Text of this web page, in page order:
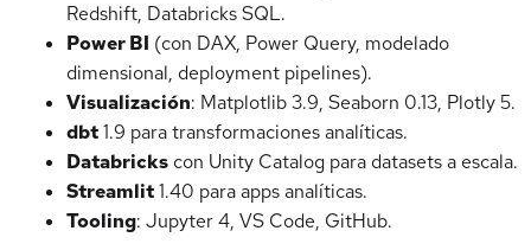
Redshift, Databricks SQL.
Power BI (con DAX, Power Query, modelado
dimensional, deployment pipelines).
Visualización: Matplotlib 3.9, Seaborn 0.13, Plotly 5.
dbt1.9 para transformaciones analíticas.
Databricks con Unity Catalog para datasets a escala.
Streamlit1.40 para apps analíticas.
Tooling: Jupyter 4, VS Code, GitHub.